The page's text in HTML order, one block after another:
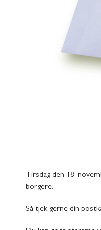
Tirsdag den 18.
borgere.
Så tjek gerne din